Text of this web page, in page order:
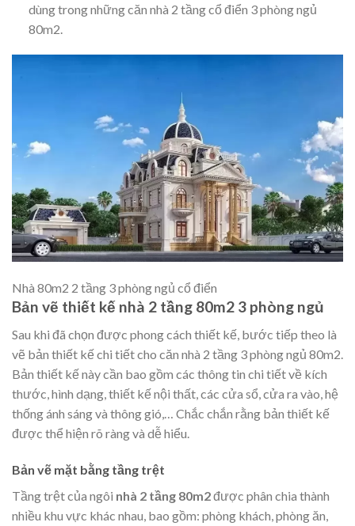
dùng trong những căn nhà 2 tầng cổ điển 3 phòng ngủ
80m2.
Nhà 80m2 2 tầng 3 phòng ngủ cổ điển
Bản vẽ thiết kế nhà 2 tầng 80m2 3 phòng ngủ
Sau khi đã chọn được phong cách thiết kế, bước tiếp theo là
vẽ bản thiết kế chi tiết cho căn nhà 2 tầng 3 phòng ngủ 80m2.
Bản thiết kế này cần bao gồm các thông tin chi tiết về kích
thước, hình dạng, thiết kế nội thất, các cửa sổ, cửa ra vào, hệ
thống ánh sáng và thông gió,… Chắc chắn rằng bản thiết kế
được thể hiện rõ ràng và dễ hiểu.
Bản vẽ mặt bằng tầng trệt
Tầng trệt của ngôi nhà 2 tầng 80m2được phân chia thành
nhiều khu vực khác nhau, bao gồm: phòng khách, phòng ăn,